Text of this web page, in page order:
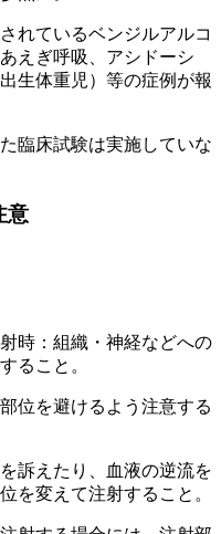
れているベンジルアルコ
えぎ呼吸、アシドーシ
生体重児）等の症例が報
臨床試験は実施していな
意
時：組織・神経などへの
ること。
位を避けるよう注意する
訴えたり、血液の逆流を
を変えて注射すること。